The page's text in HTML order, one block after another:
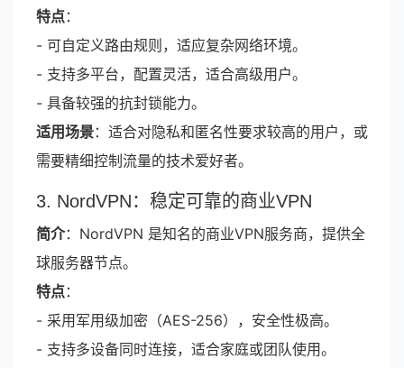
特点：
- 可自定义路由规则，适应复杂网络环境。
- 支持多平台，配置灵活，适合高级用户。
- 具备较强的抗封锁能力。
适用场景：适合对隐私和匿名性要求较高的用户，或
需要精细控制流量的技术爱好者。
3. NordVPN：稳定可靠的商业VPN
简介：NordVPN 是知名的商业VPN服务商，提供全
球服务器节点。
特点：
- 采用军用级加密（AES-256），安全性极高。
- 支持多设备同时连接，适合家庭或团队使用。